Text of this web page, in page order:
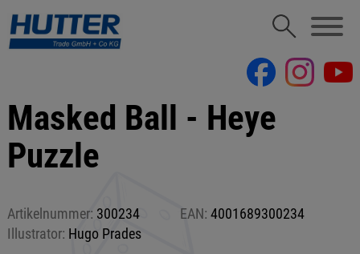
Masked Ball - Heye
Puzzle
Artikelnummer: 300234 EAN: 4001689300234
Illustrator: Hugo Prades